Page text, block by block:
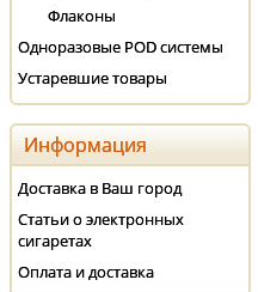
Флаконы
Одноразовые POD системы
Устаревшие товары
Информация
Доставка в Ваш город
Статьи о электронных
сигаретах
Оплата и доставка